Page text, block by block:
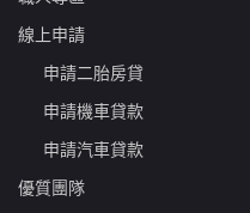
線上申請
申請二胎房貸
申請機車貸款
申請汽車貸款
優質團隊